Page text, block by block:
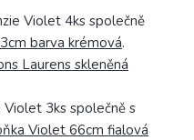
Violet 4ks společně
barva krémová.
Laurens skleněná
3ks společně s
Violet 66cm fialová